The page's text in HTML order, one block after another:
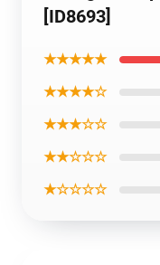
[ID8693]
★★★★★
★★★★☆
★★★☆☆
★★☆☆☆
★☆☆☆☆